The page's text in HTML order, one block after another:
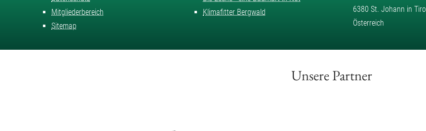
Mitgliederbereich
Sitemap
Klimafitter Bergwald
6380 St. Johann in Tirol
Österreich
Unsere Partner